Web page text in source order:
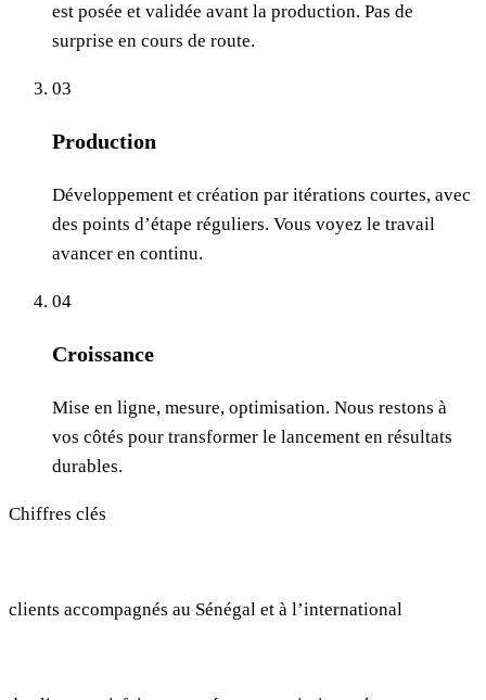
est posée et validée avant la production. Pas de
surprise en cours de route.
03
Production
Développement et création par itérations courtes, avec
des points d’étape réguliers. Vous voyez le travail
avancer en continu.
04
Croissance
Mise en ligne, mesure, optimisation. Nous restons à
vos côtés pour transformer le lancement en résultats
durables.
Chiffres clés
clients accompagnés au Sénégal et à l’international